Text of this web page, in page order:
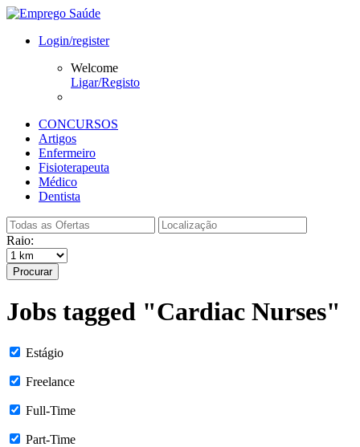
Login/register
Welcome
Ligar/Registo
CONCURSOS
Artigos
Enfermeiro
Fisioterapeuta
Médico
Dentista
Raio:
Procurar
Jobs tagged "Cardiac Nurses"
Estágio
Freelance
Full-Time
Part-Time